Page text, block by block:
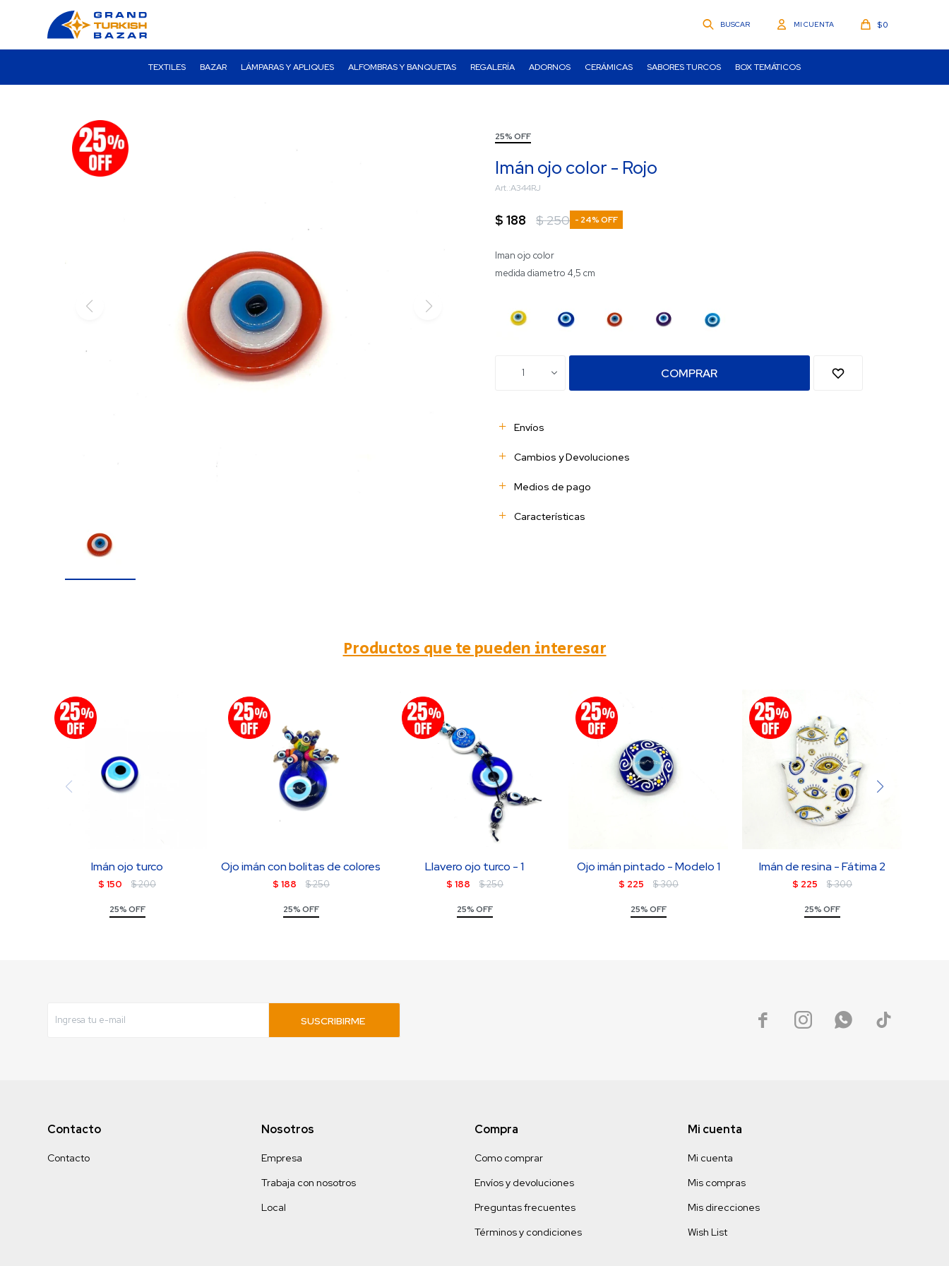
TEXTILES BAZAR LÁMPARAS Y APLIQUES ALFOMBRAS Y BANQUETAS REGALERÍA ADORNOS CERÁMICAS SABORES TURCOS BOX TEMÁTICOS
$0
25% OFF
Imán ojo color - Rojo
A344RJ
$ 188 $250 24
Iman ojo color
medida diametro 4,5 cm
1 COMPRAR
Envíos
Cambios y Devoluciones
Medios de pago
Características
Productos que te pueden interesar
Imán ojo turco
$ 150 $200
25% OFF
Ojo imán con bolitas de colores
$ 188 $250
25% OFF
Llavero ojo turco - 1
$ 188 $250
25% OFF
Ojo imán pintado - Modelo 1
$ 225 $300
25% OFF
Imán de resina - Fátima 2
$ 225 $300
25% OFF
SUSCRIBIRME    
Contacto
Contacto
Nosotros
Empresa
Trabaja con nosotros
Local
Compra
Como comprar
Envíos y devoluciones
Preguntas frecuentes
Términos y condiciones
Mi cuenta
Mi cuenta
Mis compras
Mis direcciones
Wish List